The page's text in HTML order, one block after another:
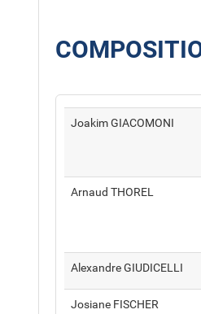
Joakim GIACOMONI
Arnaud THOREL
Alexandre GIUDICELLI
Josiane FISCHER